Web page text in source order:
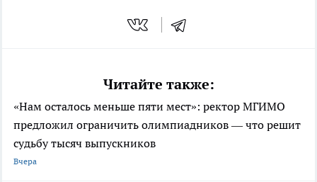
Читайте также:
«Нам осталось меньше пяти мест»: ректор МГИМО
предложил ограничить олимпиадников — что решит
судьбу тысяч выпускников
Вчера